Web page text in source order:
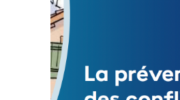
Mise à jour avril 2024
FEUILLETER